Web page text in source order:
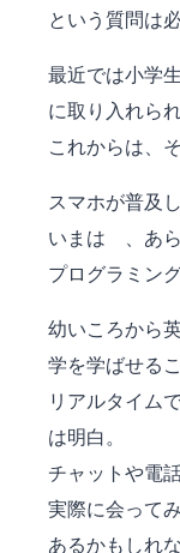
という質問は
最近では小学
に取り入れら
これからは、
スマホが普及
いまは 、あら
プログラミン
幼いころから
学を学ばせる
リアルタイム
は明白。
チャットや電
実際に会って
あるかもしれな